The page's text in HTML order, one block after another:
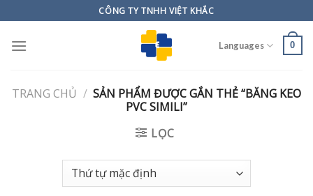
to
content
CÔNG TY TNHH VIỆT KHẮC
Languages 0
TRANG CHỦ / SẢN PHẨM ĐƯỢC GẮN THẺ “BĂNG KEO
PVC SIMILI”
LỌC